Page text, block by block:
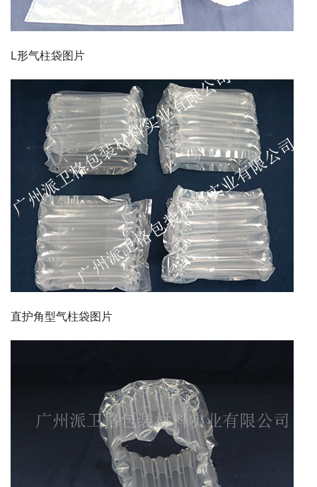
L形气柱袋图片
直护角型气柱袋图片